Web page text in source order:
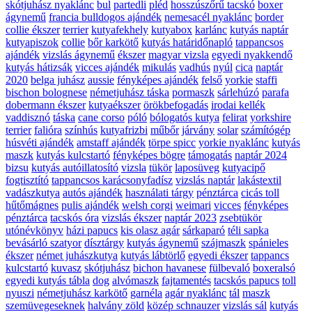
skótjuhász nyaklánc bul partedli pléd hosszúszőrű tacskó boxer
ágynemű francia bulldogos ajándék nemesacél nyaklánc border
collie ékszer terrier kutyafekhely kutyabox karlánc kutyás naptár
kutyapiszok collie bőr karkötő kutyás határidőnapló tappancsos
ajándék vizslás ágynemű ékszer magyar vizsla egyedi nyakkendő
kutyás hátizsák vicces ajándék mikulás vadhús nyúl cica naptár
2020 belga juhász aussie fényképes ajándék felső yorkie staffi
bischon bolognese németjuhász táska pormaszk sárlehúzó parafa
dobermann ékszer kutyaékszer örökbefogadás irodai kellék
vaddisznó táska cane corso póló bólogatós kutya felirat yorkshire
terrier falióra színhús kutyafrizbi műbőr járvány solar számítógép
húsvéti ajándék amstaff ajándék törpe spicc yorkie nyaklánc kutyás
maszk kutyás kulcstartó fényképes bögre támogatás naptár 2024
bizsu kutyás autóillatosító vizsla tükör laposüveg kutyacipő
fogtisztító tappancsos karácsonyfadísz vizslás naptár lakástextil
vadászkutya autós ajándék használati tárgy pénztárca cicás toll
hűtőmágnes pulis ajándék welsh corgi weimari vicces fényképes
pénztárca tacskós óra vizslás ékszer naptár 2023 zsebtükör
utónévkönyv házi papucs kis olasz agár sárkaparó téli sapka
bevásárló szatyor dísztárgy kutyás ágynemű szájmaszk spánieles
ékszer német juhászkutya kutyás lábtörlő egyedi ékszer tappancs
kulcstartó kuvasz skótjuhász bichon havanese fülbevaló boxeralsó
egyedi kutyás tábla dog alvómaszk fajtamentés tacskós papucs toll
nyuszi németjuhász karkötő garnéla agár nyaklánc tál maszk
szemüvegeseknek halvány zöld közép schnauzer vizslás sál kutyás